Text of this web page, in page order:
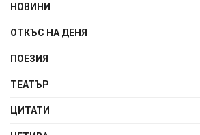
НОВИНИ
ОТКЪС НА ДЕНЯ
ПОЕЗИЯ
ТЕАТЪР
ЦИТАТИ